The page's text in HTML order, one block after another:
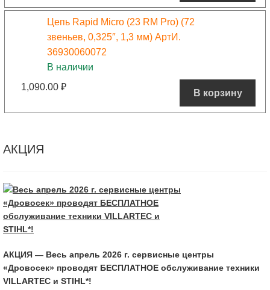
Цепь Rapid Micro (23 RM Pro) (72
звеньев, 0,325″, 1,3 мм) АртИ.
36930060072
В наличии
1,090.00 ₽
В корзину
АКЦИЯ
АКЦИЯ — Весь апрель 2026 г. сервисные центры
«Дровосек» проводят БЕСПЛАТНОЕ обслуживание техники
VILLARTEC и STIHL*!